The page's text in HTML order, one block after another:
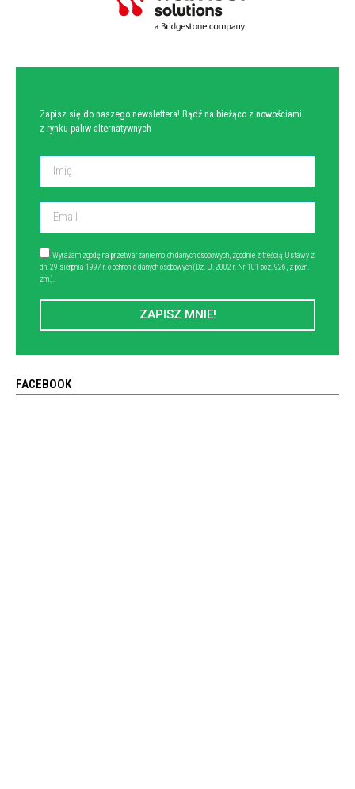
Zapisz się do naszego newslettera! Bądź na bieżąco z nowościami
z rynku paliw alternatywnych
Wyrażam zgodę na przetwarzanie moich danych osobowych, zgodnie z treścią Ustawy z
dn. 29 sierpnia 1997 r. o ochronie danych osobowych (Dz. U. 2002 r. Nr 101 poz. 926, z późn.
zm.).
ZAPISZ MNIE!
FACEBOOK